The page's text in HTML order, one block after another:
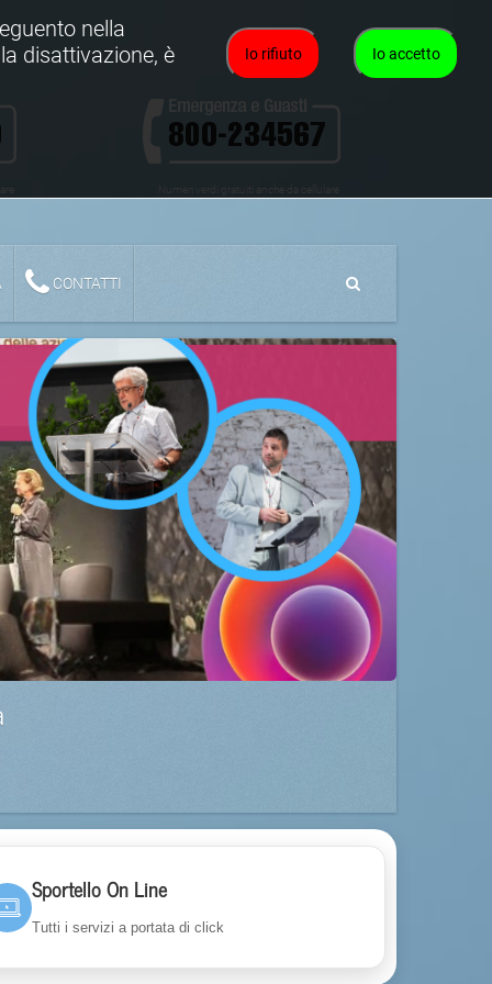
Numeri verdi gratuiti anche da cellulare
CONTATTI
Sportello On Line
Tutti i servizi a portata di click
Io accetto
Io rifiuto
nella
disattivazione, è